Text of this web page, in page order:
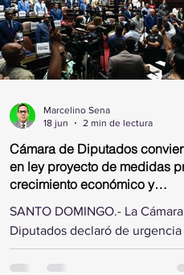
Cámara de Diputados
en ley proyecto de medidas
crecimiento económico y
SANTO DOMINGO.- La Cámara
Diputados declaró de urgencia
convirtió en ley este jueves, al
aprobarlo en dos discusiones
Marcelino Sena
18 jun
2 min de lectura